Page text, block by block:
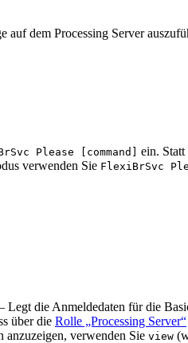
auf dem Processing Server
Please [command] ein. Statt
verwenden Sie FlexiBrSvc
Legt die Anmeldedaten für die
über die Rolle „Processing Server“
anzuzeigen, verwenden Sie view